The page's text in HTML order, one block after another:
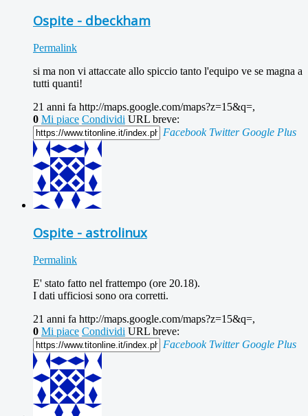
Ospite - dbeckham
Permalink
si ma non vi attaccate allo spiccio tanto l'equipo ve se magna a
tutti quanti!
21 anni fa http://maps.google.com/maps?z=15&q=,
0 Mi piace Condividi URL breve:
Facebook Twitter Google Plus
Ospite - astrolinux
Permalink
E' stato fatto nel frattempo (ore 20.18).
I dati ufficiosi sono ora corretti.
21 anni fa http://maps.google.com/maps?z=15&q=,
0 Mi piace Condividi URL breve:
Facebook Twitter Google Plus